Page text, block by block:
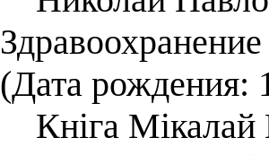
(Дата рождения:
Кніга Мікалай